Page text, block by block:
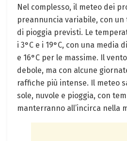
Nel complesso, il meteo dei
preannuncia variabile, con un
di pioggia previsti. Le
i 3°C e i 19°C, con una media
e 16°C per le massime. Il
debole, ma con alcune
raffiche più intense. Il meteo
sole, nuvole e pioggia, con
manterranno all’incirca nella